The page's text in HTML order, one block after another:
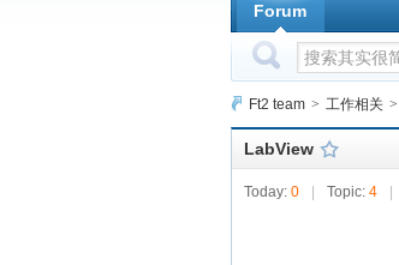
Forum
Ft2 team > 工作相关 >
LabView
Today: 0 Topic: 4